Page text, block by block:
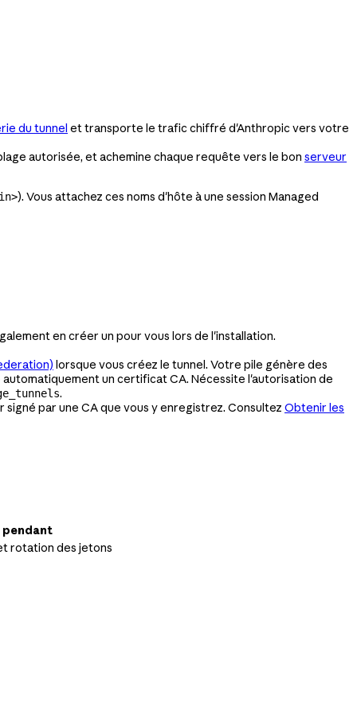
du tunnel et transporte le trafic chiffré d'Anthropic vers votre
autorisée, et achemine chaque requête vers le bon serveur
). Vous attachez ces noms d'hôte à une session Managed
en créer un pour vous lors de l'installation.
lorsque vous créez le tunnel. Votre pile génère des
un certificat CA. Nécessite l'autorisation de
.
par une CA que vous y enregistrez. Consultez Obtenir les
pendant
rotation des jetons